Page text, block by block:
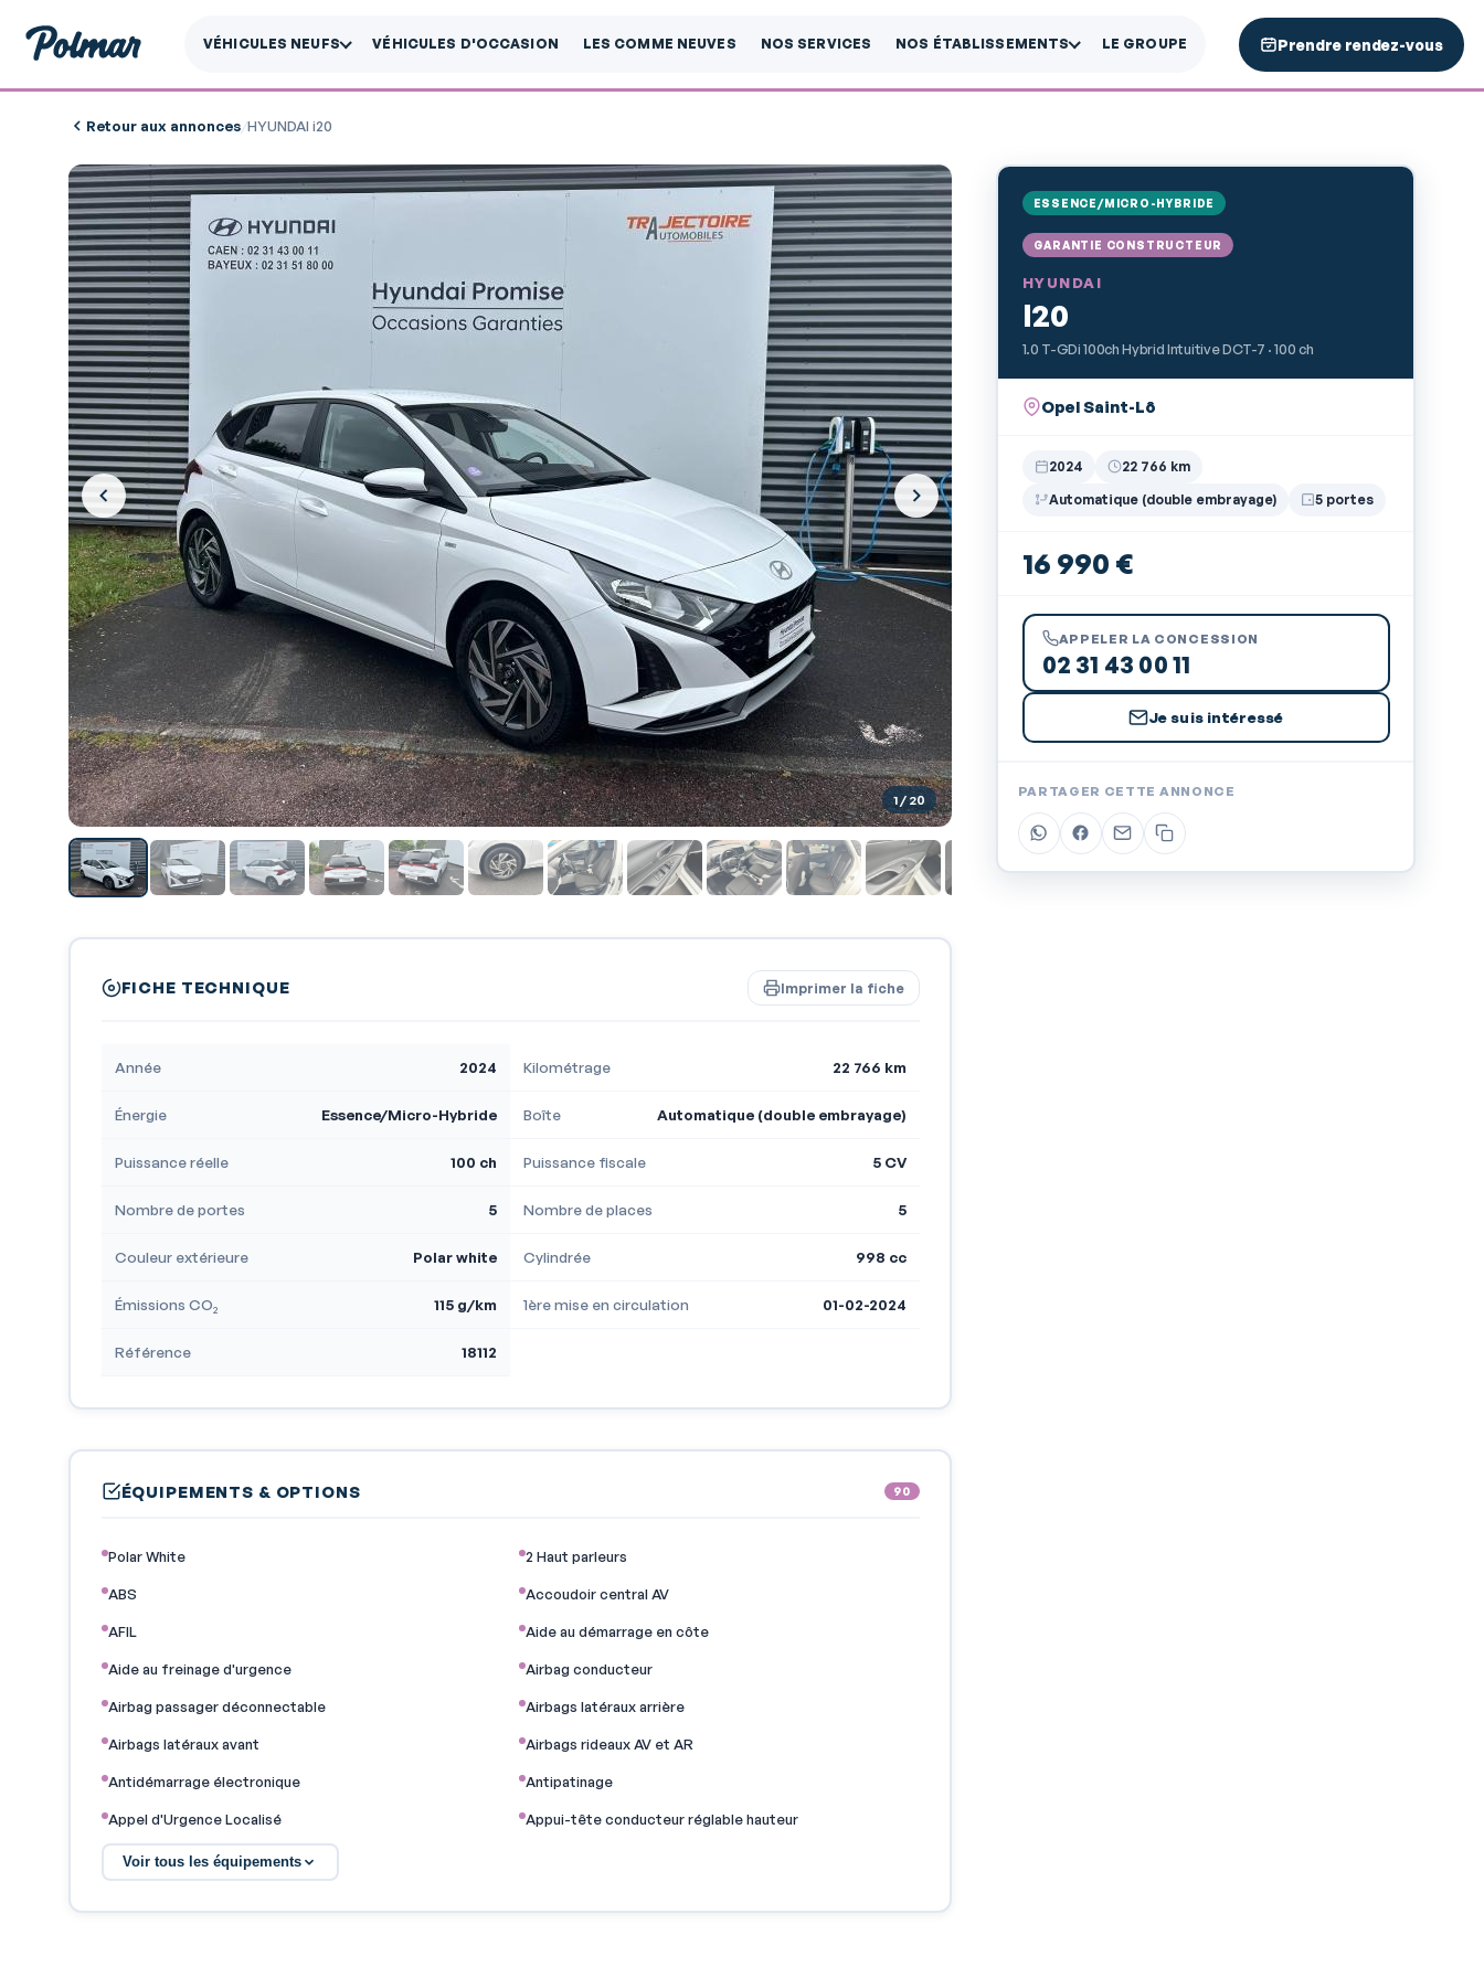
VÉHICULES NEUFS VÉHICULES D'OCCASION LES COMME NEUVES NOS SERVICES NOS ÉTABLISSEMENTS LE GROUPE Prendre rendez-vous
Retour aux annonces/HYUNDAI i20
1/ 20
FICHE TECHNIQUE Imprimer la fiche
Année 2024 Kilométrage 22 766 km
Énergie Essence/Micro-Hybride Boîte Automatique (double embrayage)
Puissance réelle 100 ch Puissance fiscale 5 CV
Nombre de portes 5 Nombre de places 5
Couleur extérieure Polar white Cylindrée 998 cc
Émissions CO₂ 115 g/km 1ère mise en circulation 01-02-2024
Référence 18112
ÉQUIPEMENTS & OPTIONS 90
Polar White 2 Haut parleurs
ABS Accoudoir central AV
AFIL Aide au démarrage en côte
Aide au freinage d'urgence Airbag conducteur
Airbag passager déconnectable Airbags latéraux arrière
Airbags latéraux avant Airbags rideaux AV et AR
Antidémarrage électronique Antipatinage
Appel d'Urgence Localisé Appui-tête conducteur réglable hauteur
Appui-tête passager réglable en hauteur
Voir tous les équipements
ESSENCE/MICRO-HYBRIDE
GARANTIE CONSTRUCTEUR
HYUNDAI
I20
1.0 T-GDi 100ch Hybrid Intuitive DCT-7 · 100 ch
Opel Saint-Lô
2024
22 766 km
Automatique (double embrayage)
5 portes
16 990 €
APPELER LA CONCESSION
02 31 43 00 11
Je suis intéressé
PARTAGER CETTE ANNONCE